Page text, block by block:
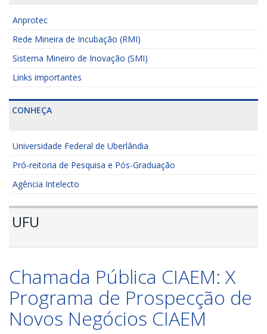
Anprotec
Rede Mineira de Incubação (RMI)
Sistema Mineiro de Inovação (SMI)
Links importantes
CONHEÇA
Universidade Federal de Uberlândia
Pró-reitoria de Pesquisa e Pós-Graduação
Agência Intelecto
UFU
Chamada Pública CIAEM: X
Programa de Prospecção de
Novos Negócios CIAEM